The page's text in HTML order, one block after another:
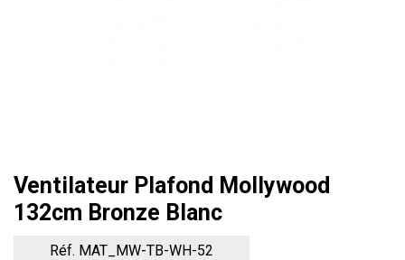
Ventilateur Plafond Mollywood
132cm Bronze Blanc
Réf. MAT_MW-TB-WH-52